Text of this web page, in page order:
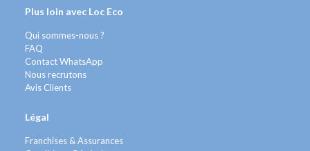
Plus loin avec Loc Eco
Qui sommes-nous ?
FAQ
Contact WhatsApp
Nous recrutons
Avis Clients
Légal
Franchises & Assurances